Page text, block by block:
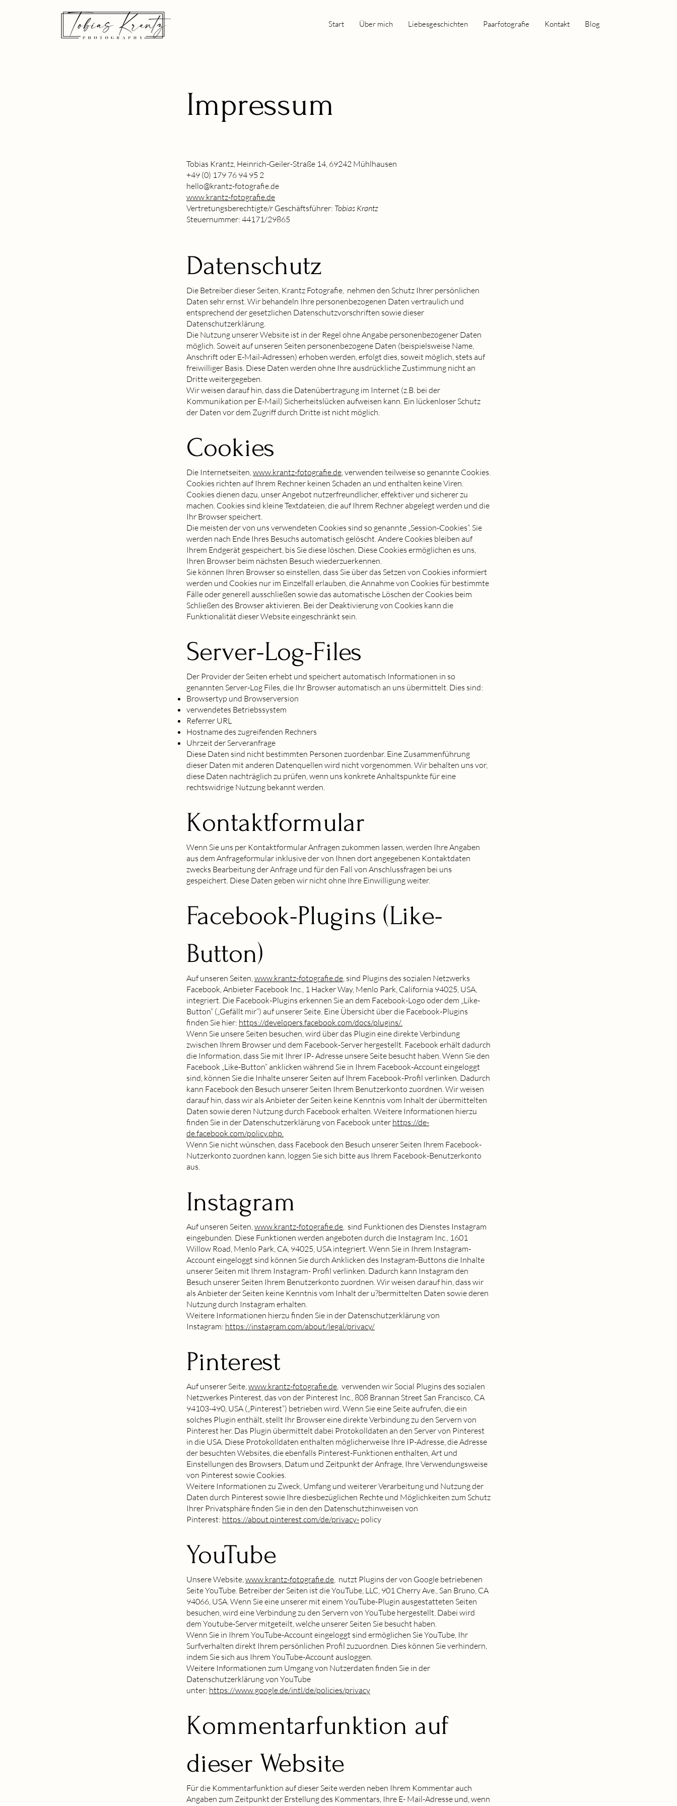
Start Über mich Liebesgeschichten Paarfotografie Kontakt Blog
Impressum
Tobias Krantz, Heinrich-Geiler-Straße 14, 69242 Mühlhausen
+49 (0) 179 76 94 95 2
hello@krantz-fotografie.de
www.krantz-fotografie.de
Vertretungsberechtigte/r Geschäftsführer: Tobias Krantz
Steuernummer: 44171/29865
Datenschutz
Die Betreiber dieser Seiten, Krantz Fotografie, nehmen den Schutz Ihrer persönlichen
Daten sehr ernst. Wir behandeln Ihre personenbezogenen Daten vertraulich und
entsprechend der gesetzlichen Datenschutzvorschriften sowie dieser
Datenschutzerklärung.
Die Nutzung unserer Website ist in der Regel ohne Angabe personenbezogener Daten
möglich. Soweit auf unseren Seiten personenbezogene Daten (beispielsweise Name,
Anschrift oder E-Mail-Adressen) erhoben werden, erfolgt dies, soweit möglich, stets auf
freiwilliger Basis. Diese Daten werden ohne Ihre ausdrückliche Zustimmung nicht an
Dritte weitergegeben.
Wir weisen darauf hin, dass die Datenübertragung im Internet (z.B. bei der
Kommunikation per E-Mail) Sicherheitslücken aufweisen kann. Ein lückenloser Schutz
der Daten vor dem Zugriff durch Dritte ist nicht möglich.
Cookies
Die Internetseiten,www.krantz-fotografie.de, verwenden teilweise so genannte Cookies.
Cookies richten auf Ihrem Rechner keinen Schaden an und enthalten keine Viren.
Cookies dienen dazu, unser Angebot nutzerfreundlicher, effektiver und sicherer zu
machen. Cookies sind kleine Textdateien, die auf Ihrem Rechner abgelegt werden und die
Ihr Browser speichert.
Die meisten der von uns verwendeten Cookies sind so genannte „Session-Cookies“. Sie
werden nach Ende Ihres Besuchs automatisch gelöscht. Andere Cookies bleiben auf
Ihrem Endgerät gespeichert, bis Sie diese löschen. Diese Cookies ermöglichen es uns,
Ihren Browser beim nächsten Besuch wiederzuerkennen.
Sie können Ihren Browser so einstellen, dass Sie über das Setzen von Cookies informiert
werden und Cookies nur im Einzelfall erlauben, die Annahme von Cookies für bestimmte
Fälle oder generell ausschließen sowie das automatische Löschen der Cookies beim
Schließen des Browser aktivieren. Bei der Deaktivierung von Cookies kann die
Funktionalität dieser Website eingeschränkt sein.
Server-Log-Files
Der Provider der Seiten erhebt und speichert automatisch Informationen in so
genannten Server-Log Files, die Ihr Browser automatisch an uns übermittelt. Dies sind:
Browsertyp und Browserversion
verwendetes Betriebssystem
Referrer URL
Hostname des zugreifenden Rechners
Uhrzeit der Serveranfrage
Diese Daten sind nicht bestimmten Personen zuordenbar. Eine Zusammenführung
dieser Daten mit anderen Datenquellen wird nicht vorgenommen. Wir behalten uns vor,
diese Daten nachträglich zu prüfen, wenn uns konkrete Anhaltspunkte für eine
rechtswidrige Nutzung bekannt werden.
Kontaktformular
Wenn Sie uns per Kontaktformular Anfragen zukommen lassen, werden Ihre Angaben
aus dem Anfrageformular inklusive der von Ihnen dort angegebenen Kontaktdaten
zwecks Bearbeitung der Anfrage und für den Fall von Anschlussfragen bei uns
gespeichert. Diese Daten geben wir nicht ohne Ihre Einwilligung weiter.
Facebook-Plugins (Like-
Button)
Auf unseren Seiten,www.krantz-fotografie.de, sind Plugins des sozialen Netzwerks
Facebook, Anbieter Facebook Inc., 1 Hacker Way, Menlo Park, California 94025, USA,
integriert. Die Facebook-Plugins erkennen Sie an dem Facebook-Logo oder dem „Like-
Button“ („Gefällt mir“) auf unserer Seite. Eine Übersicht über die Facebook-Plugins
finden Sie hier: https://developers.facebook.com/docs/plugins/.
Wenn Sie unsere Seiten besuchen, wird über das Plugin eine direkte Verbindung
zwischen Ihrem Browser und dem Facebook-Server hergestellt. Facebook erhält dadurch
die Information, dass Sie mit Ihrer IP- Adresse unsere Seite besucht haben. Wenn Sie den
Facebook „Like-Button“ anklicken während Sie in Ihrem Facebook-Account eingeloggt
sind, können Sie die Inhalte unserer Seiten auf Ihrem Facebook-Profil verlinken. Dadurch
kann Facebook den Besuch unserer Seiten Ihrem Benutzerkonto zuordnen. Wir weisen
darauf hin, dass wir als Anbieter der Seiten keine Kenntnis vom Inhalt der übermittelten
Daten sowie deren Nutzung durch Facebook erhalten. Weitere Informationen hierzu
finden Sie in der Datenschutzerklärung von Facebook unter https://de-
de.facebook.com/policy.php.
Wenn Sie nicht wünschen, dass Facebook den Besuch unserer Seiten Ihrem Facebook-
Nutzerkonto zuordnen kann, loggen Sie sich bitte aus Ihrem Facebook-Benutzerkonto
aus.
Instagram
Auf unseren Seiten,www.krantz-fotografie.de, sind Funktionen des Dienstes Instagram
eingebunden. Diese Funktionen werden angeboten durch die Instagram Inc., 1601
Willow Road, Menlo Park, CA, 94025, USA integriert. Wenn Sie in Ihrem Instagram-
Account eingeloggt sind können Sie durch Anklicken des Instagram-Buttons die Inhalte
unserer Seiten mit Ihrem Instagram- Profil verlinken. Dadurch kann Instagram den
Besuch unserer Seiten Ihrem Benutzerkonto zuordnen. Wir weisen darauf hin, dass wir
als Anbieter der Seiten keine Kenntnis vom Inhalt der u?bermittelten Daten sowie deren
Nutzung durch Instagram erhalten.
Weitere Informationen hierzu finden Sie in der Datenschutzerklärung von
Instagram: https://instagram.com/about/legal/privacy/
Pinterest
Auf unserer Seite,www.krantz-fotografie.de, verwenden wir Social Plugins des sozialen
Netzwerkes Pinterest, das von der Pinterest Inc., 808 Brannan Street San Francisco, CA
94103-490, USA („Pinterest“) betrieben wird. Wenn Sie eine Seite aufrufen, die ein
solches Plugin enthält, stellt Ihr Browser eine direkte Verbindung zu den Servern von
Pinterest her. Das Plugin übermittelt dabei Protokolldaten an den Server von Pinterest
in die USA. Diese Protokolldaten enthalten möglicherweise Ihre IP-Adresse, die Adresse
der besuchten Websites, die ebenfalls Pinterest-Funktionen enthalten, Art und
Einstellungen des Browsers, Datum und Zeitpunkt der Anfrage, Ihre Verwendungsweise
von Pinterest sowie Cookies.
Weitere Informationen zu Zweck, Umfang und weiterer Verarbeitung und Nutzung der
Daten durch Pinterest sowie Ihre diesbezüglichen Rechte und Möglichkeiten zum Schutz
Ihrer Privatsphäre finden Sie in den den Datenschutzhinweisen von
Pinterest: https://about.pinterest.com/de/privacy- policy
YouTube
Unsere Website,www.krantz-fotografie.de, nutzt Plugins der von Google betriebenen
Seite YouTube. Betreiber der Seiten ist die YouTube, LLC, 901 Cherry Ave., San Bruno, CA
94066, USA. Wenn Sie eine unserer mit einem YouTube-Plugin ausgestatteten Seiten
besuchen, wird eine Verbindung zu den Servern von YouTube hergestellt. Dabei wird
dem Youtube-Server mitgeteilt, welche unserer Seiten Sie besucht haben.
Wenn Sie in Ihrem YouTube-Account eingeloggt sind ermöglichen Sie YouTube, Ihr
Surfverhalten direkt Ihrem persönlichen Profil zuzuordnen. Dies können Sie verhindern,
indem Sie sich aus Ihrem YouTube-Account ausloggen.
Weitere Informationen zum Umgang von Nutzerdaten finden Sie in der
Datenschutzerklärung von YouTube
unter: https://www.google.de/intl/de/policies/privacy
Kommentarfunktion auf
dieser Website
Für die Kommentarfunktion auf dieser Seite werden neben Ihrem Kommentar auch
Angaben zum Zeitpunkt der Erstellung des Kommentars, Ihre E- Mail-Adresse und, wenn